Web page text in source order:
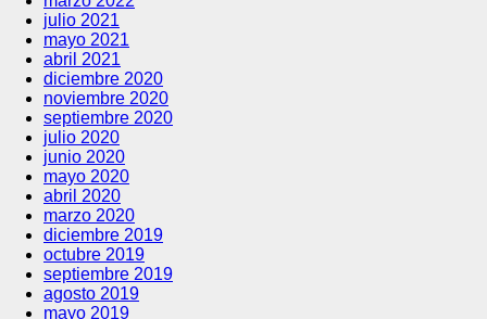
julio 2021
mayo 2021
abril 2021
diciembre 2020
noviembre 2020
septiembre 2020
julio 2020
junio 2020
mayo 2020
abril 2020
marzo 2020
diciembre 2019
octubre 2019
septiembre 2019
agosto 2019
mayo 2019